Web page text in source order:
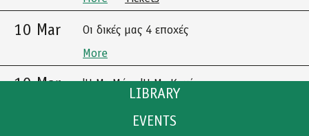
LIBRARY
CATALOGUE
EVENTS
10 Mar
Οι δικές μας 4 εποχές
More
10 Mar
'Η Με Μένα 'Η Με Καμία